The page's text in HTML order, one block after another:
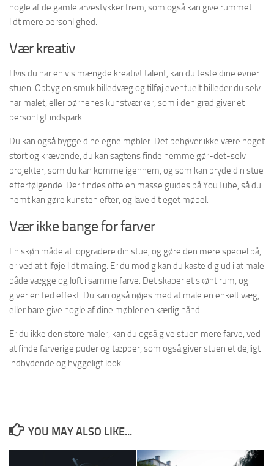
nogle af de gamle arvestykker frem, som også kan give rummet
lidt mere personlighed.
Vær kreativ
Hvis du har en vis mængde kreativt talent, kan du teste dine evner i
stuen. Opbyg en smuk billedvæg og tilføj eventuelt billeder du selv
har malet, eller børnenes kunstværker, som i den grad giver et
personligt indspark.
Du kan også bygge dine egne møbler. Det behøver ikke være noget
stort og krævende, du kan sagtens finde nemme gør-det-selv
projekter, som du kan komme igennem, og som kan pryde din stue
efterfølgende. Der findes ofte en masse guides på YouTube, så du
nemt kan gøre kunsten efter, og lave dit eget møbel.
Vær ikke bange for farver
En skøn måde at opgradere din stue, og gøre den mere speciel på,
er ved at tilføje lidt maling. Er du modig kan du kaste dig ud i at male
både vægge og loft i samme farve. Det skaber et skønt rum, og
giver en fed effekt. Du kan også nøjes med at male en enkelt væg,
eller bare give nogle af dine møbler en kærlig hånd.
Er du ikke den store maler, kan du også give stuen mere farve, ved
at finde farverige puder og tæpper, som også giver stuen et dejligt
indbydende og hyggeligt look.
YOU MAY ALSO LIKE...